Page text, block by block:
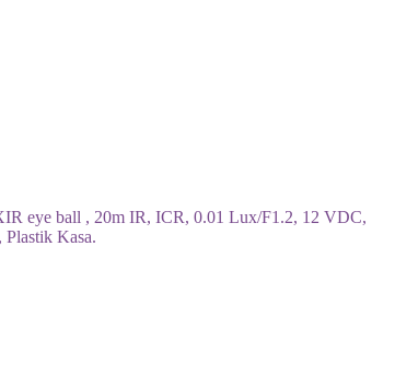
eye ball , 20m IR, ICR, 0.01 Lux/F1.2, 12 VDC,
Kasa.